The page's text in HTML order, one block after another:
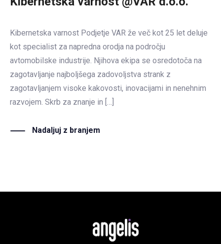
Kibernetska varnost Podjetje VAR že več kot 25 let deluje
kot specialist za napredna orodja na področju
avtomobilske industrije. Njihova ekipa se osredotoča na
zagotavljanje najboljšega zadovoljstva strank z
zagotavljanjem visoke kakovosti, inovacijami in nenehnim
razvojem. Skrb za znanje in […]
Nadaljuj z branjem